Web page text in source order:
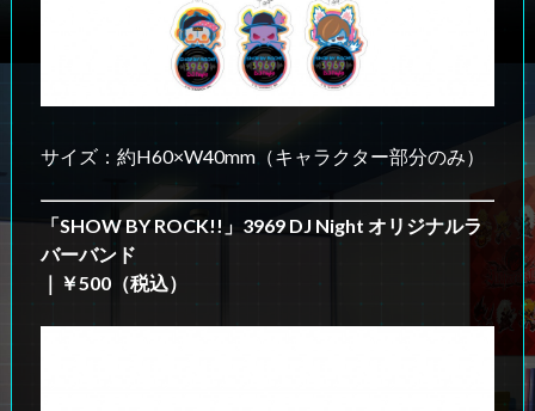
サイズ：約H60×W40mm（キャラクター部分のみ）
「SHOW BY ROCK!!」3969 DJ Night オリジナルラ
バーバンド
｜￥500（税込）